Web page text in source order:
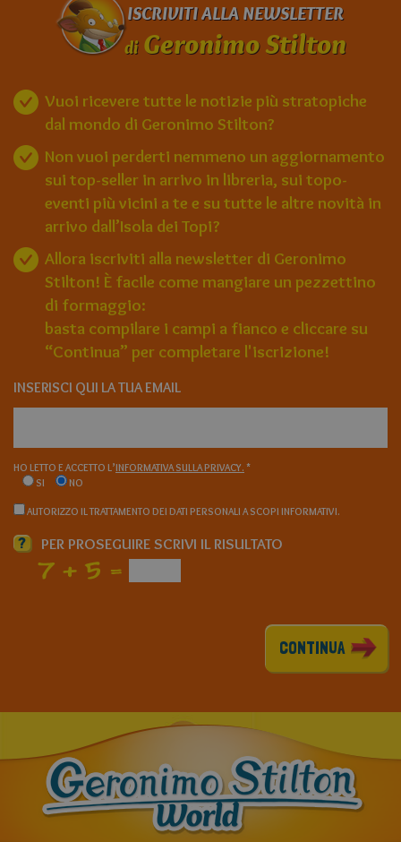
ISCRIVITI ALLA NEWSLETTER
diGeronimo Stilton
Vuoi ricevere tutte le notizie più stratopiche
dal mondo di Geronimo Stilton?
Non vuoi perderti nemmeno un aggiornamento
sui top-seller in arrivo in libreria, sui topo-
eventi più vicini a te e su tutte le altre novità in
arrivo dall’Isola dei Topi?
Allora iscriviti alla newsletter di Geronimo
Stilton! È facile come mangiare un pezzettino
di formaggio:
basta compilare i campi a fianco e cliccare su
“Continua” per completare l'iscrizione!
INSERISCI QUI LA TUA EMAIL
HO LETTO E ACCETTO L’INFORMATIVA SULLA PRIVACY. *
SI
NO
AUTORIZZO IL TRATTAMENTO DEI DATI PERSONALI A SCOPI INFORMATIVI.
? PER PROSEGUIRE SCRIVI IL RISULTATO